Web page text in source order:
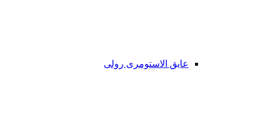
عایق الاستومری رولی